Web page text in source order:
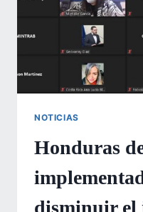
NOTICIAS
Honduras
disminuir el